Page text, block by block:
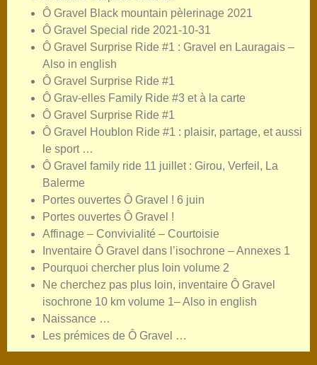
Ô Gravel Black mountain pèlerinage 2021
Ô Gravel Special ride 2021-10-31
Ô Gravel Surprise Ride #1 : Gravel en Lauragais –
Also in english
Ô Gravel Surprise Ride #1
Ô Grav-elles Family Ride #3 et à la carte
Ô Gravel Surprise Ride #1
Ô Gravel Houblon Ride #1 : plaisir, partage, et aussi
le sport …
Ô Gravel family ride 11 juillet : Girou, Verfeil, La
Balerme
Portes ouvertes Ô Gravel ! 6 juin
Portes ouvertes Ô Gravel !
Affinage – Convivialité – Courtoisie
Inventaire Ô Gravel dans l’isochrone – Annexes 1
Pourquoi chercher plus loin volume 2
Ne cherchez pas plus loin, inventaire Ô Gravel
isochrone 10 km volume 1– Also in english
Naissance …
Les prémices de Ô Gravel …